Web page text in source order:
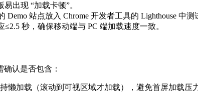
出现 “加载卡顿”。
Demo 站点放入 Chrome 开发者工具的 Lighthouse 中
≤2.5 秒，确保移动端与 PC 端加载速度一致。
认是否包含：
懒加载（滚动到可视区域才加载），避免首屏加载压